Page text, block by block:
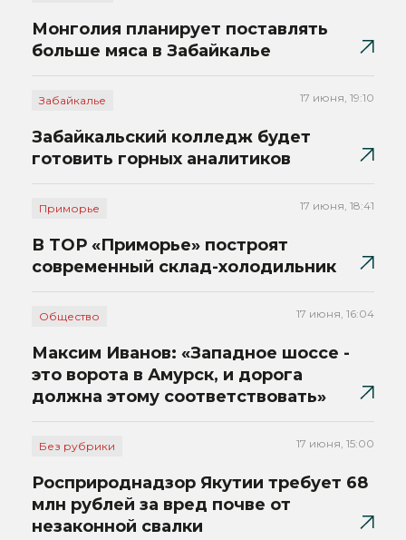
Монголия планирует поставлять
больше мяса в Забайкалье
Забайкалье 17 июня, 19:10
Забайкальский колледж будет
готовить горных аналитиков
Приморье 17 июня, 18:41
В ТОР «Приморье» построят
современный склад-холодильник
Общество 17 июня, 16:04
Максим Иванов: «Западное шоссе -
это ворота в Амурск, и дорога
должна этому соответствовать»
Без рубрики 17 июня, 15:00
Росприроднадзор Якутии требует 68
млн рублей за вред почве от
незаконной свалки